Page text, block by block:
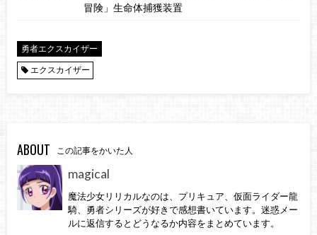
冒険」生命体捕獲装置
勇者エクスカイザー
エクスカイザー
ABOUT この記事をかいた人
magical
魔法少女リリカルなのは、プリキュア、仮面ライダー龍
騎、勇者シリーズが好きで感想書いています。迷惑メー
ルに返信するとどうなるか内容をまとめています。